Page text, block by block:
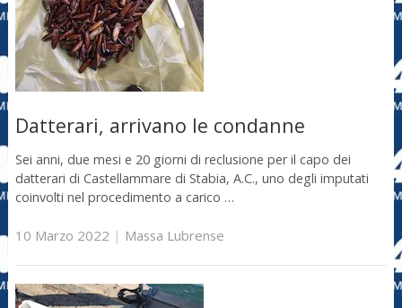
Datterari, arrivano le condanne
Sei anni, due mesi e 20 giorni di reclusione per il capo dei
datterari di Castellammare di Stabia, A.C., uno degli imputati
coinvolti nel procedimento a carico …
10 Marzo 2022 | Massa Lubrense